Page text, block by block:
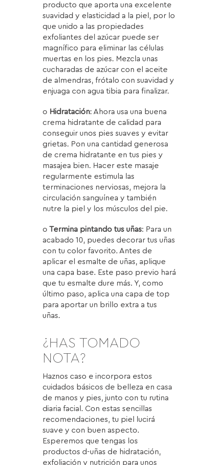
producto que aporta una excelente
suavidad y elasticidad a la piel, por lo
que unido a las propiedades
exfoliantes del azúcar puede ser
magnífico para eliminar las células
muertas en los pies. Mezcla unas
cucharadas de azúcar con el aceite
de almendras, frótalo con suavidad y
enjuaga con agua tibia para finalizar.
o Hidratación: Ahora usa una buena
crema hidratante de calidad para
conseguir unos pies suaves y evitar
grietas. Pon una cantidad generosa
de crema hidratante en tus pies y
masajea bien. Hacer este masaje
regularmente estimula las
terminaciones nerviosas, mejora la
circulación sanguínea y también
nutre la piel y los músculos del pie.
oTermina pintando tus uñas: Para un
acabado 10, puedes decorar tus uñas
con tu color favorito. Antes de
aplicar el esmalte de uñas, aplique
una capa base. Este paso previo hará
que tu esmalte dure más. Y, como
último paso, aplica una capa de top
para aportar un brillo extra a tus
uñas.
¿HAS TOMADO
NOTA?
Haznos caso e incorpora estos
cuidados básicos de belleza en casa
de manos y pies, junto con tu rutina
diaria facial. Con estas sencillas
recomendaciones, tu piel lucirá
suave y con buen aspecto.
Esperemos que tengas los
productos d-uñas de hidratación,
exfoliación y nutrición para unos